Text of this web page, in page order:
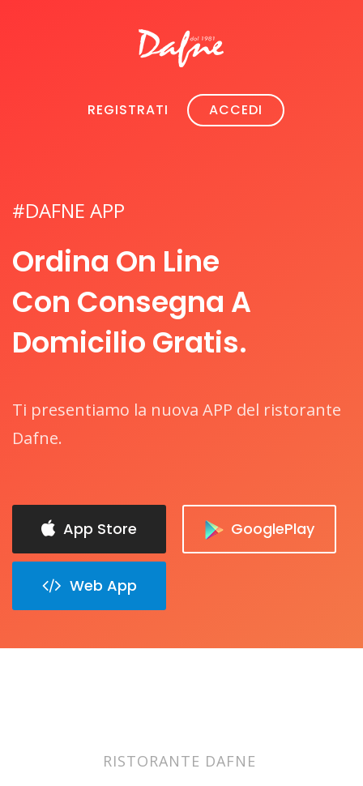
REGISTRATI ACCEDI
#DAFNE APP
Ordina On Line
Con Consegna A
Domicilio Gratis.
Ti presentiamo la nuova APP del ristorante
Dafne.
App Store GooglePlay
Web App
RISTORANTE DAFNE